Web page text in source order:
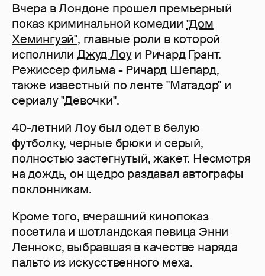
Вчера в Лондоне прошел премьерный
показ криминальной комедии "Дом
Хемингуэй", главные роли в которой
исполнилиДжуд Лоуи Ричард Грант.
Режиссер фильма - Ричард Шепард,
также известный по ленте "Матадор" и
сериалу "Девочки".
40-летний Лоу был одет в белую
футболку, черные брюки и серый,
полностью застегнутый, жакет. Несмотря
на дождь, он щедро раздавал автографы
поклонникам.
Кроме того, вчерашний кинопоказ
посетила и шотландская певица Энни
Леннокс, выбравшая в качестве наряда
пальто из искусственного меха.